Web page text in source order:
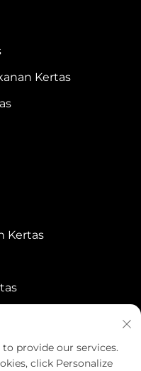
Kertas
Kertas
provide our services.
click Personalize